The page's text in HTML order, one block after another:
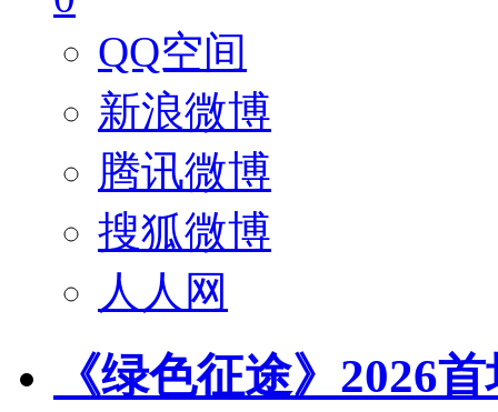
QQ空间
新浪微博
腾讯微博
搜狐微博
人人网
《绿色征途》2026